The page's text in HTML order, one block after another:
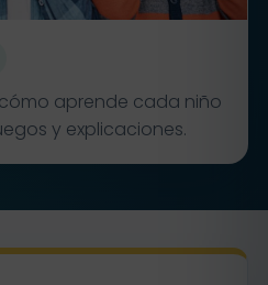
aprende cada niño
y explicaciones.